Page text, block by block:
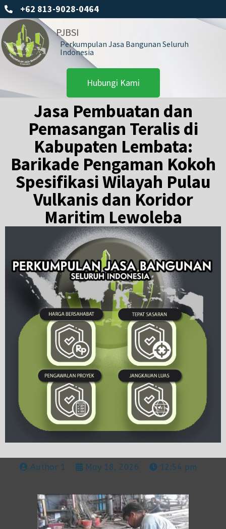
+62 813-9028-0464
PJBSI
Perkumpulan Jasa Bangunan Seluruh
Indonesia
Hubungi Kami
Jasa Pembuatan dan
Pemasangan Teralis di
Kabupaten Lembata:
Barikade Pengaman Kokoh
Spesifikasi Wilayah Pulau
Vulkanis dan Koridor
Maritim Lewoleba
Author 1 May 18, 2026 12:54 pm